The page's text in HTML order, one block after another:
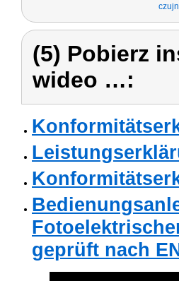
(5) Pobierz
wideo …:
geprüft nach